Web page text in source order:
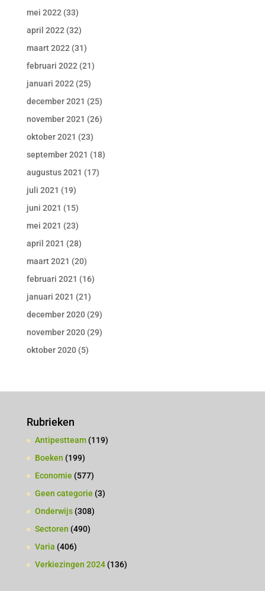
mei 2022 (33)
april 2022 (32)
maart 2022 (31)
februari 2022 (21)
januari 2022 (25)
december 2021 (25)
november 2021 (26)
oktober 2021 (23)
september 2021 (18)
augustus 2021 (17)
juli 2021 (19)
juni 2021 (15)
mei 2021 (23)
april 2021 (28)
maart 2021 (20)
februari 2021 (16)
januari 2021 (21)
december 2020(29)
november 2020(29)
oktober 2020(5)
Rubrieken
Antipestteam(119)
Boeken (199)
Economie (577)
Geen categorie (3)
Onderwijs(308)
Sectoren (490)
Varia (406)
Verkiezingen 2024(136)